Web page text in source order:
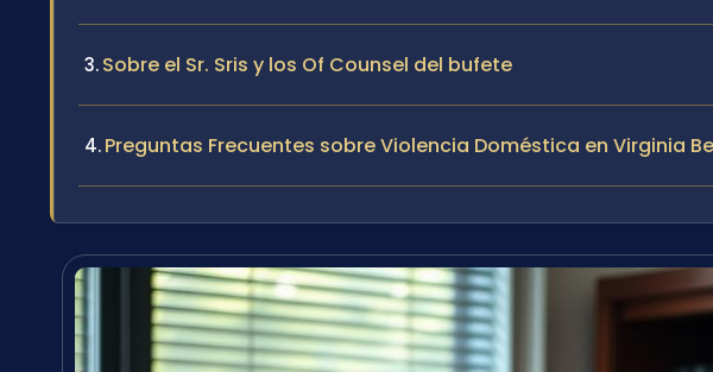
Sobre el Sr. Sris y los Of Counsel del bufete
Preguntas Frecuentes sobre Violencia Doméstica en Virginia